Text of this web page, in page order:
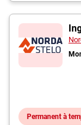
Permanent à